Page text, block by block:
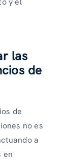
las
de
de
no es
a
en